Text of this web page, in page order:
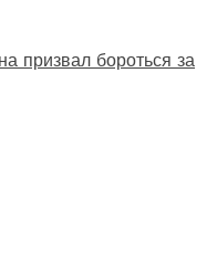
призвал бороться за